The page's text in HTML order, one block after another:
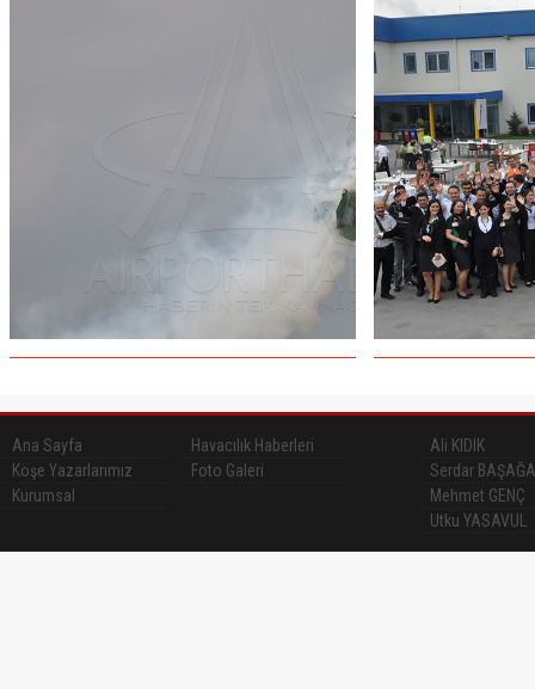
Ana Sayfa
Havacılık Haberleri
Köşe Yazarlarımız
Foto Galeri
Kurumsal
Ali KIDIK
Serdar
Mehmet GENÇ
Utku YASAVUL